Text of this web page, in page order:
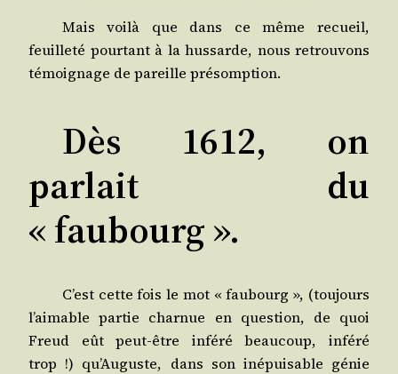
Mais voi­là que dans ce même recueil,
feuille­té pour­tant à la hus­sarde, nous retrou­vons
témoi­gnage de pareille présomption.
Dès 1612, on
parlait du
« faubourg ».
C’est cette fois le mot « fau­bourg », (tou­jours
l’ai­mable par­tie char­nue en ques­tion, de quoi
Freud eût peut-être infé­ré beau­coup, infé­ré
trop !) qu’Au­guste, dans son inépui­sable génie